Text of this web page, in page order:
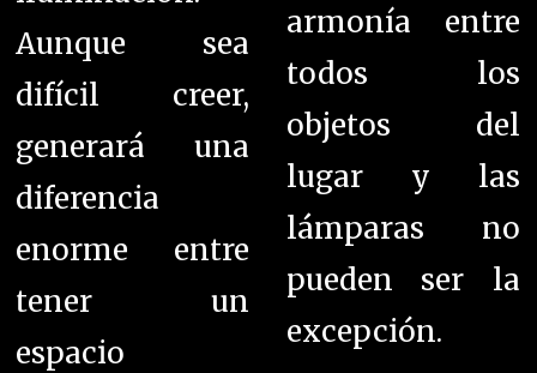
Aunque sea
difícil creer,
generará una
diferencia
enorme entre
tener un
espacio
armonía entre
todos los
objetos del
lugar y las
lámparas no
pueden ser la
excepción.